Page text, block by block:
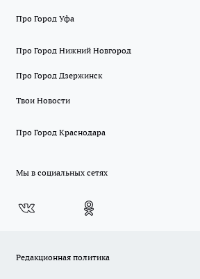
Про Город Уфа
Про Город Нижний Новгород
Про Город Дзержинск
Твои Новости
Про Город Краснодара
Мы в социальных сетях
Редакционная политика